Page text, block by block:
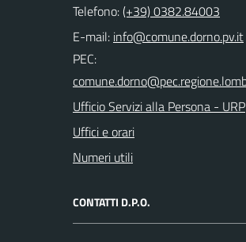
Telefono:(+39) 0382.84003
E-mail:
PEC:
Ufficio Servizi alla Persona - URP
Uffici e orari
Numeri utili
CONTATTI D.P.O.